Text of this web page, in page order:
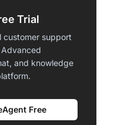
Trial
customer support
and knowledge
Free